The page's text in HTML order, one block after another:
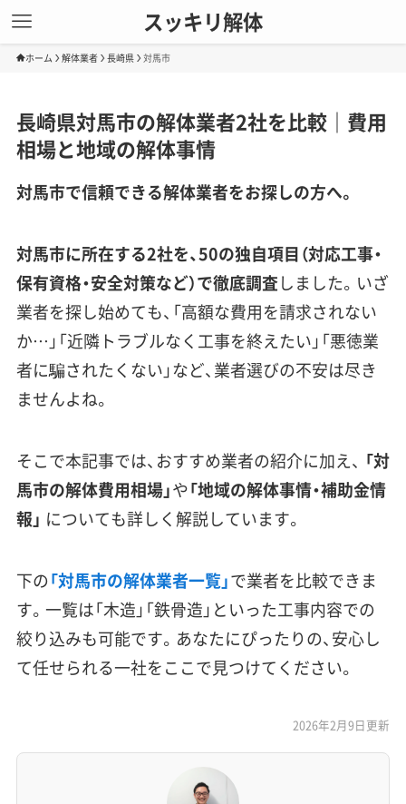
スッキリ解体
ホーム 解体業者 長崎県 対馬市
長崎県対馬市の解体業者2社を比較｜費用
相場と地域の解体事情
対馬市で信頼できる解体業者をお探しの方へ。
対馬市に所在する2社を、50の独自項目（対応工事・
保有資格・安全対策など）で徹底調査しました。いざ
業者を探し始めても、「高額な費用を請求されない
か…」「近隣トラブルなく工事を終えたい」「悪徳業
者に騙されたくない」など、業者選びの不安は尽き
ませんよね。
そこで本記事では、おすすめ業者の紹介に加え、 「対
馬市の解体費用相場」や「地域の解体事情・補助金情
報」 についても詳しく解説しています。
下の「対馬市の解体業者一覧」で業者を比較できま
す。一覧は「木造」「鉄骨造」といった工事内容での
絞り込みも可能です。あなたにぴったりの、安心し
て任せられる一社をここで見つけてください。
2026年2月9日更新